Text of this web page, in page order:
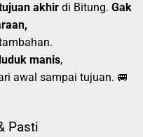
akhir di Bitung. Gak
manis,
awal sampai tujuan. 🚐
Pasti